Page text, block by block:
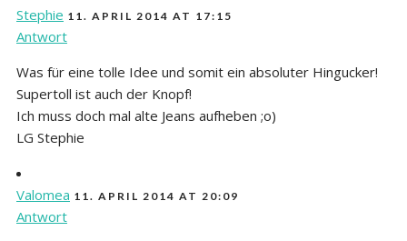
Stephie 11. APRIL 2014 AT 17:15
Antwort
Was für eine tolle Idee und somit ein absoluter Hingucker!
Supertoll ist auch der Knopf!
Ich muss doch mal alte Jeans aufheben ;o)
LG Stephie
Valomea 11. APRIL 2014 AT 20:09
Antwort